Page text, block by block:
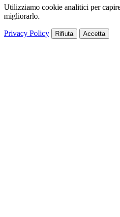
Utilizziamo cookie analitici per
migliorarlo.
Privacy Policy Rifiuta Accetta